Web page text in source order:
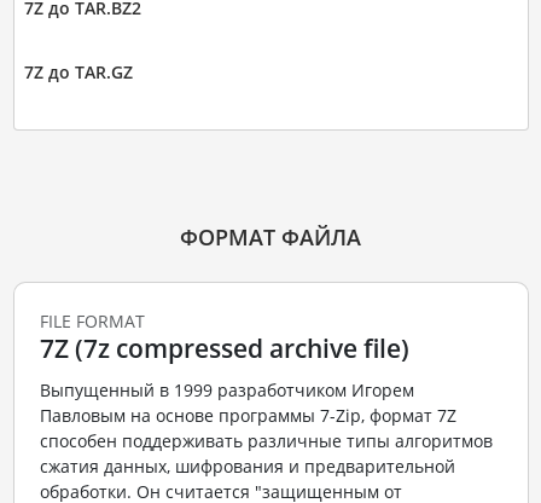
7Z до TAR.BZ2
7Z до TAR.GZ
ФОРМАТ ФАЙЛА
FILE FORMAT
7Z (7z compressed archive file)
Выпущенный в 1999 разработчиком Игорем
Павловым на основе программы 7-Zip, формат 7Z
способен поддерживать различные типы алгоритмов
сжатия данных, шифрования и предварительной
обработки. Он считается "защищенным от